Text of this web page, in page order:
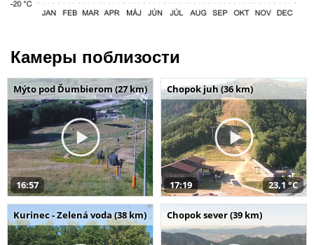
Камеры поблизости
Mýto pod Ďumbierom (27 km)
16:57
Chopok juh (36 km)
17:19 23,1 °C
Kurinec - Zelená voda (38 km) Chopok sever (39 km)